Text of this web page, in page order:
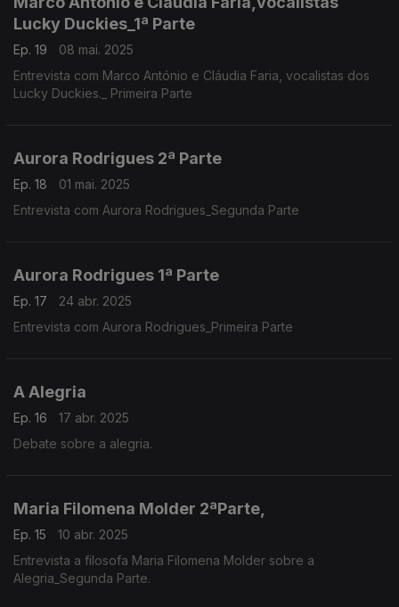
Lucky Duckies_1ª Parte
Ep. 19
08 mai. 2025
Entrevista com Marco António e Cláudia Faria, vocalistas dos
Lucky Duckies._ Primeira Parte
Aurora Rodrigues 2ª Parte
Ep. 18
01 mai. 2025
Entrevista com Aurora Rodrigues_Segunda Parte
Aurora Rodrigues 1ª Parte
Ep. 17
24 abr. 2025
Entrevista com Aurora Rodrigues_Primeira Parte
A Alegria
Ep. 16
17 abr. 2025
Debate sobre a alegria.
Maria Filomena Molder 2ªParte,
Ep. 15
10 abr. 2025
Entrevista a filosofa Maria Filomena Molder sobre a
Alegria_Segunda Parte.